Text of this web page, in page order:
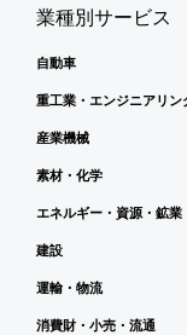
業種別サービス
自動車
重工業・エンジニアリン
産業機械
素材・化学
エネルギー・資源・鉱業
建設
運輸・物流
消費財・小売・流通